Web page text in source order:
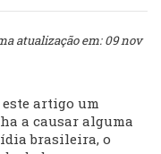
atualização em: 09 nov
artigo um
a causar alguma
brasileira, o